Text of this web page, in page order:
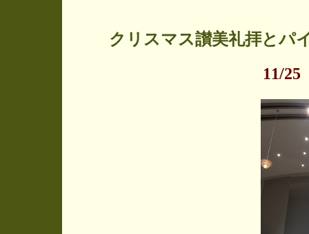
クリスマス讃美礼拝とパ
11/